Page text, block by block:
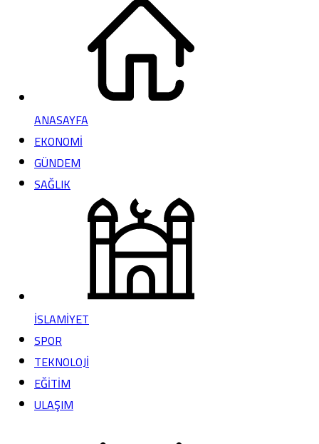
ANASAYFA
EKONOMİ
GÜNDEM
SAĞLIK
İSLAMİYET
SPOR
TEKNOLOJİ
EĞİTİM
ULAŞIM